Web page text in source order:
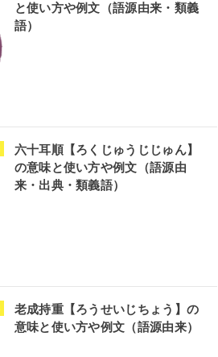
と使い方や例文（語源由来・類義
語）
六十耳順【ろくじゅうじじゅん】
の意味と使い方や例文（語源由
来・出典・類義語）
老成持重【ろうせいじちょう】の
意味と使い方や例文（語源由来）